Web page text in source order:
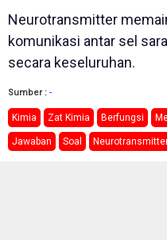
Neurotransmitter
komunikasi antar sel
secara keseluruhan.
Sumber : -
Kimia Zat Kimia Berfungsi
Jawaban Soal